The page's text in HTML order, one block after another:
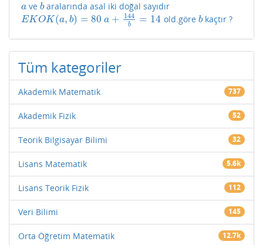
a
ave b
baralarında asal iki doğal sayıdır
EKOK(a, b) = 80
EKOK(a,b)=80 a + 144
b = 14
a+144b= 14 old.göre b
bkaçtır ?
Tüm kategoriler
Akademik Matematik 737
Akademik Fizik 52
Teorik Bilgisayar Bilimi 32
Lisans Matematik 5.6k
Lisans Teorik Fizik 112
Veri Bilimi 145
Orta Öğretim Matematik 12.7k